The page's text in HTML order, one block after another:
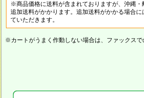
※商品価格に送料が含まれておりますが、沖縄・
追加送料がかかります。追加送料がかかる場合
ていただきます。
※カートがうまく作動しない場合は、ファックスで